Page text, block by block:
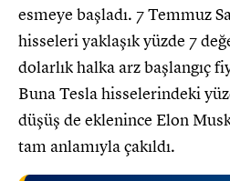
esmeye başladı. 7 Temmuz
hisseleri yaklaşık yüzde 7
dolarlık halka arz başlangıç
Buna Tesla hisselerindeki
düşüş de eklenince Elon
tam anlamıyla çakıldı.